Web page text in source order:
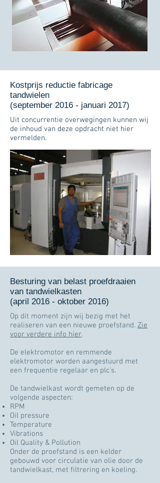
Kostprijs reductie fabricage
tandwielen
(september 2016 - januari 2017)
Uit concurrentie overwegingen kunnen wij
de inhoud van deze opdracht niet hier
vermelden.
Besturing van belast proefdraaien
van tandwielkasten
(april 2016 - oktober 2016)
Op dit moment zijn wij bezig met het
realiseren van een nieuwe proefstand. Zie
voor verdere info hier.
De elektromotor en remmende
elektromotor worden aangestuurd met
een frequentie regelaar en plc's.
De tandwielkast wordt gemeten op de
volgende aspecten:
RPM
Oil pressure
Temperature
Vibrations
Oil Quality & Pollution
Onder de proefstand is een kelder
gebouwd voor circulatie van olie door de
tandwielkast, met filtrering en koeling.